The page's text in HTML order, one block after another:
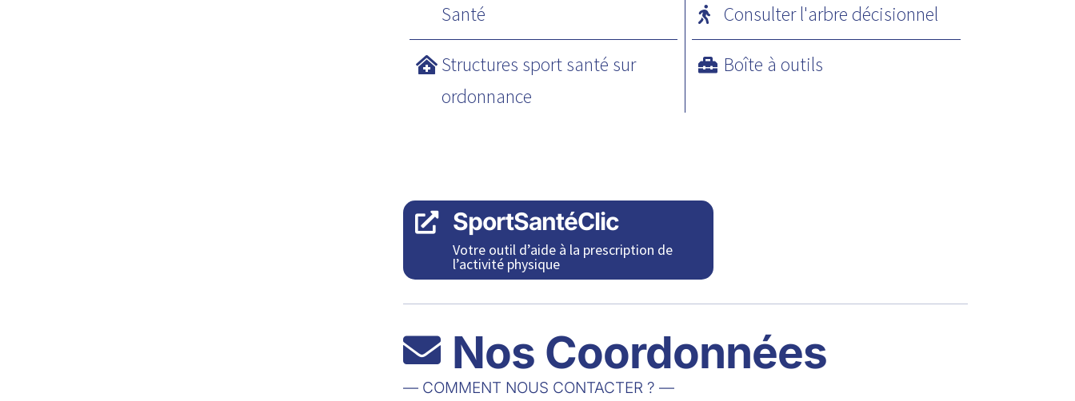
Santé
Structures sport santé sur
ordonnance
Consulter l'arbre décisionnel
Boîte à outils
 SportSantéClic
Votre outil d’aide à la prescription de
l’activité physique
 Nos Coordonnées
— COMMENT NOUS CONTACTER ? —